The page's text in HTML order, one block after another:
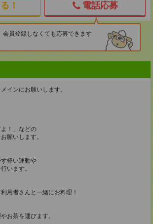
！ 電話応募
会員登録しなくても応募できます
インにお願いします。
よ！」などの
願いします。
軽い運動や
います。
用者さんと一緒にお料理！
お茶を運びます。